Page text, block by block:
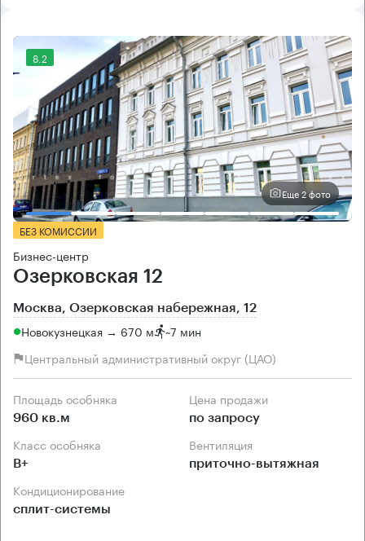
8.2
Еще 2 фото
БЕЗ КОМИССИИ
Бизнес-центр
Озерковская 12
Москва, Озерковская набережная, 12
Новокузнецкая → 670 м ~7 мин
Центральный административный округ (ЦАО)
Площадь особняка
960 кв.м
Цена продажи
по запросу
Класс особняка
B+
Вентиляция
приточно-вытяжная
Кондиционирование
сплит-системы